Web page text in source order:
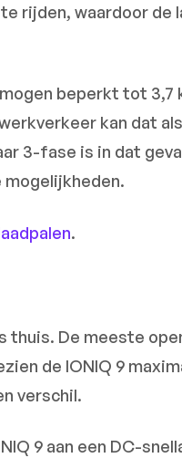
rijden, waardoor de
beperkt tot 3,7
kan dat
3-fase is in dat
mogelijkheden.
.
thuis. De meeste
de IONIQ 9
verschil.
9 aan een DC-